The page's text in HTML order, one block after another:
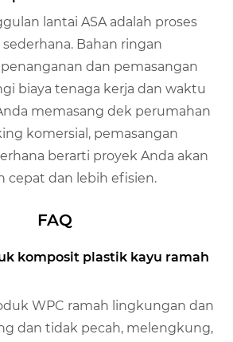
lantai ASA adalah proses
Bahan ringan
dan pemasangan
biaya tenaga kerja dan waktu
memasang dek perumahan
komersial, pemasangan
berarti proyek Anda akan
cepat dan lebih efisien.
FAQ
komposit plastik kayu ramah
WPC ramah lingkungan dan
dan tidak pecah, melengkung,